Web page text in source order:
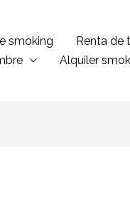
smoking Renta de
Alquiler